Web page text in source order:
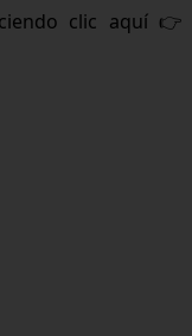
clic aquí 👉